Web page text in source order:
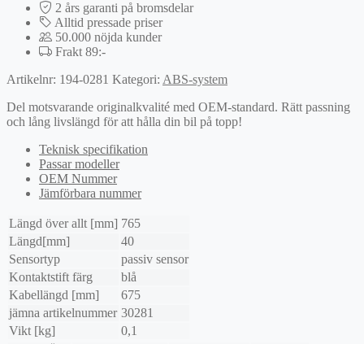
2 års garanti på bromsdelar
Alltid pressade priser
50.000 nöjda kunder
Frakt 89:-
Artikelnr: 194-0281 Kategori: ABS-system
Del motsvarande originalkvalité med OEM-standard. Rätt passning
och lång livslängd för att hålla din bil på topp!
Teknisk specifikation
Passar modeller
OEM Nummer
Jämförbara nummer
Längd över allt [mm] 765
Längd[mm]
40
Sensortyp
passiv sensor
Kontaktstift färg
blå
Kabellängd [mm]
675
jämna artikelnummer 30281
Vikt [kg]
0,1